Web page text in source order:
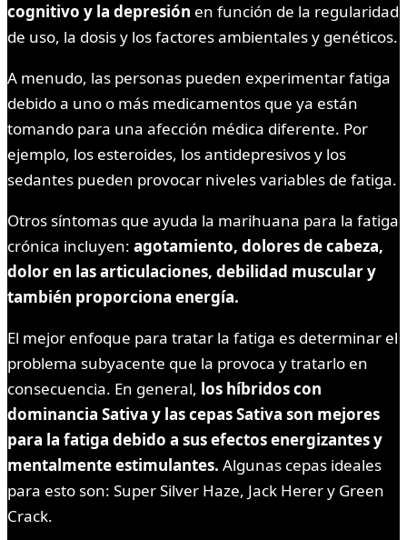
cognitivo y la depresión en función de la regularidad
de uso, la dosis y los factores ambientales y genéticos.
A menudo, las personas pueden experimentar fatiga
debido a uno o más medicamentos que ya están
tomando para una afección médica diferente. Por
ejemplo, los esteroides, los antidepresivos y los
sedantes pueden provocar niveles variables de fatiga.
Otros síntomas que ayuda la marihuana para la fatiga
crónica incluyen: agotamiento, dolores de cabeza,
dolor en las articulaciones, debilidad muscular y
también proporciona energía.
El mejor enfoque para tratar la fatiga es determinar el
problema subyacente que la provoca y tratarlo en
consecuencia. En general, los híbridos con
dominancia Sativa y las cepas Sativa son mejores
para la fatiga debido a sus efectos energizantes y
mentalmente estimulantes. Algunas cepas ideales
para esto son: Super Silver Haze, Jack Herer y Green
Crack.